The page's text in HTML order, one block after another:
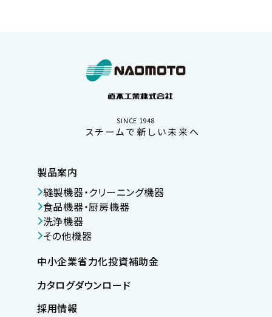
SINCE 1948
スチームで新しい未来へ
製品案内
縫製機器・クリーニング機器
食品機器・厨房機器
洗浄機器
その他機器
中小企業省力化投資補助金
カタログダウンロード
採用情報